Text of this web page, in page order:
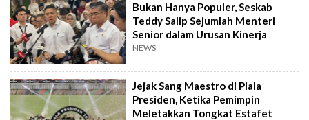
Bukan Hanya Populer, Seskab
Teddy Salip Sejumlah Menteri
Senior dalam Urusan Kinerja
NEWS
Jejak Sang Maestro di Piala
Presiden, Ketika Pemimpin
Meletakkan Tongkat Estafet